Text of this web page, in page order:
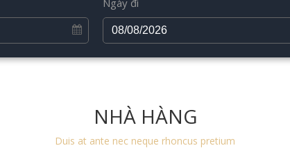
Ngày đi
NHÀ HÀNG
Duis at ante nec neque rhoncus pretium